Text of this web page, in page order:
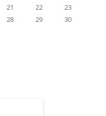
21 22
23
28 29
30